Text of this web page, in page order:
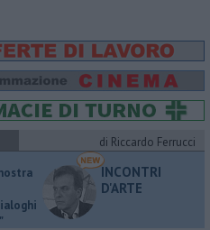
di Riccardo Ferrucci
INCONTRI
D'ARTE